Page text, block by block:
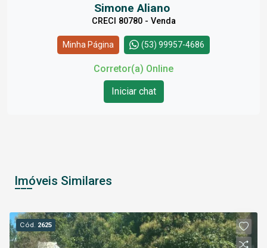
Simone Aliano
CRECI 80780 - Venda
Minha Página (53) 99957-4686
Corretor(a) Online
Iniciar chat
Imóveis Similares
Cód. 2625